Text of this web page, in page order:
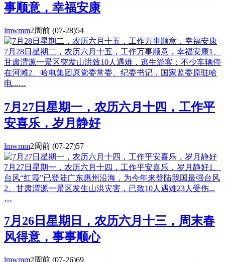
事顺意，幸福安康
lmwmm2周前 (07-28)54
7月28日星期二，农历六月十五，工作万事顺意，幸福安康1、
甘肃渭源一景区突发山洪致10人遇难，逃生游客：不少车辆停
在河滩2、哈电集团原党委常委、纪委书记，国家监委原驻哈
电...…
7月27日星期一，农历六月十四，工作平
安喜乐，岁月静好
lmwmm2周前 (07-27)57
7月27日星期一，农历六月十四，工作平安喜乐，岁月静好1、
台风“红霞”已登陆广东惠州沿海，为今年来登陆我国最强台风
2、甘肃渭源一景区发生山洪灾害，已致10人遇难23人受伤...
…
7月26日星期日，农历六月十三，周末春
风得意，事事顺心
lmwmm2周前 (07-26)69